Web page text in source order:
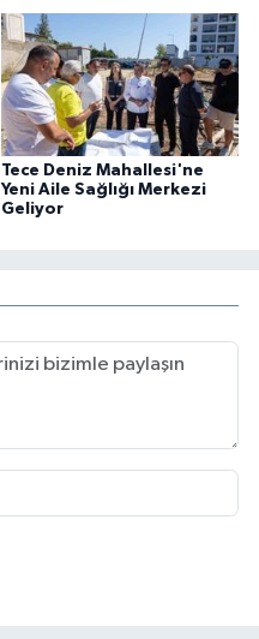
Tece Deniz Mahallesi'ne
Yeni Aile Sağlığı Merkezi
Geliyor